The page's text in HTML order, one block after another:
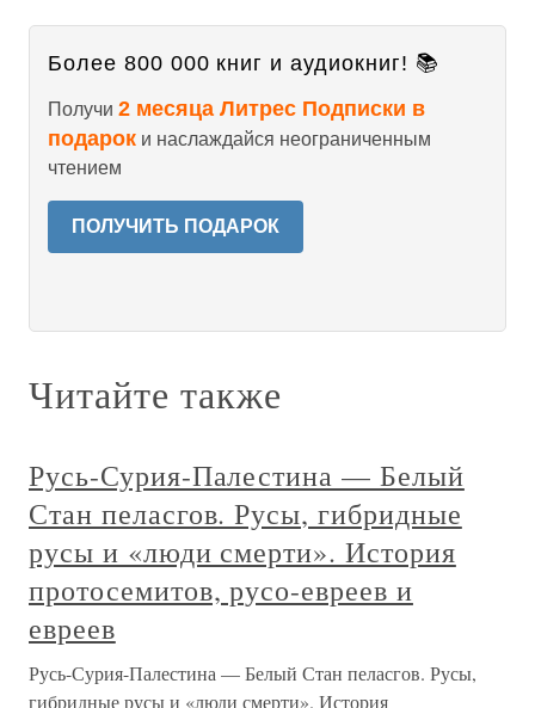
Более 800 000 книг и аудиокниг! 📚
Получи 2 месяца Литрес Подписки в
подарок и наслаждайся неограниченным
чтением
ПОЛУЧИТЬ ПОДАРОК
Читайте также
Русь-Сурия-Палестина — Белый
Стан пеласгов. Русы, гибридные
русы и «люди смерти». История
протосемитов, русо-евреев и
евреев
Русь-Сурия-Палестина — Белый Стан пеласгов. Русы,
гибридные русы и «люди смерти». История